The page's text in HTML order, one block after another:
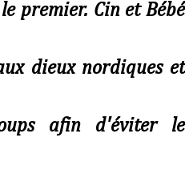
premier. Cin et Bébé
dieux nordiques et
afin d'éviter le